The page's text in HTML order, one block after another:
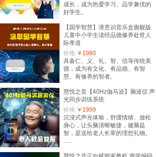
成长，成为热爱学习、品学兼优的
好学生。
【国学智慧】潜意识音乐盒旗舰版
儿童中小学生读经品德修养处世人
际孝道
价格: ￥1980
具备仁、义、礼、智、信等传统美
德，成为有文化、有品德、有智
慧、有修养的智者。
慧悦之音【40Hz伽马波】脑波仪 声
光同步训练系统
价格: ￥1999
沉浸式声光体验，舒缓情绪、放松
身心，让头脑清晰敏捷，健脑益
智，是送给老人长辈的理想礼物。
......